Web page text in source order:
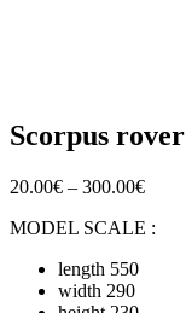
Scorpus rover
20.00€ – 300.00€
MODEL SCALE :
length 550
width 290